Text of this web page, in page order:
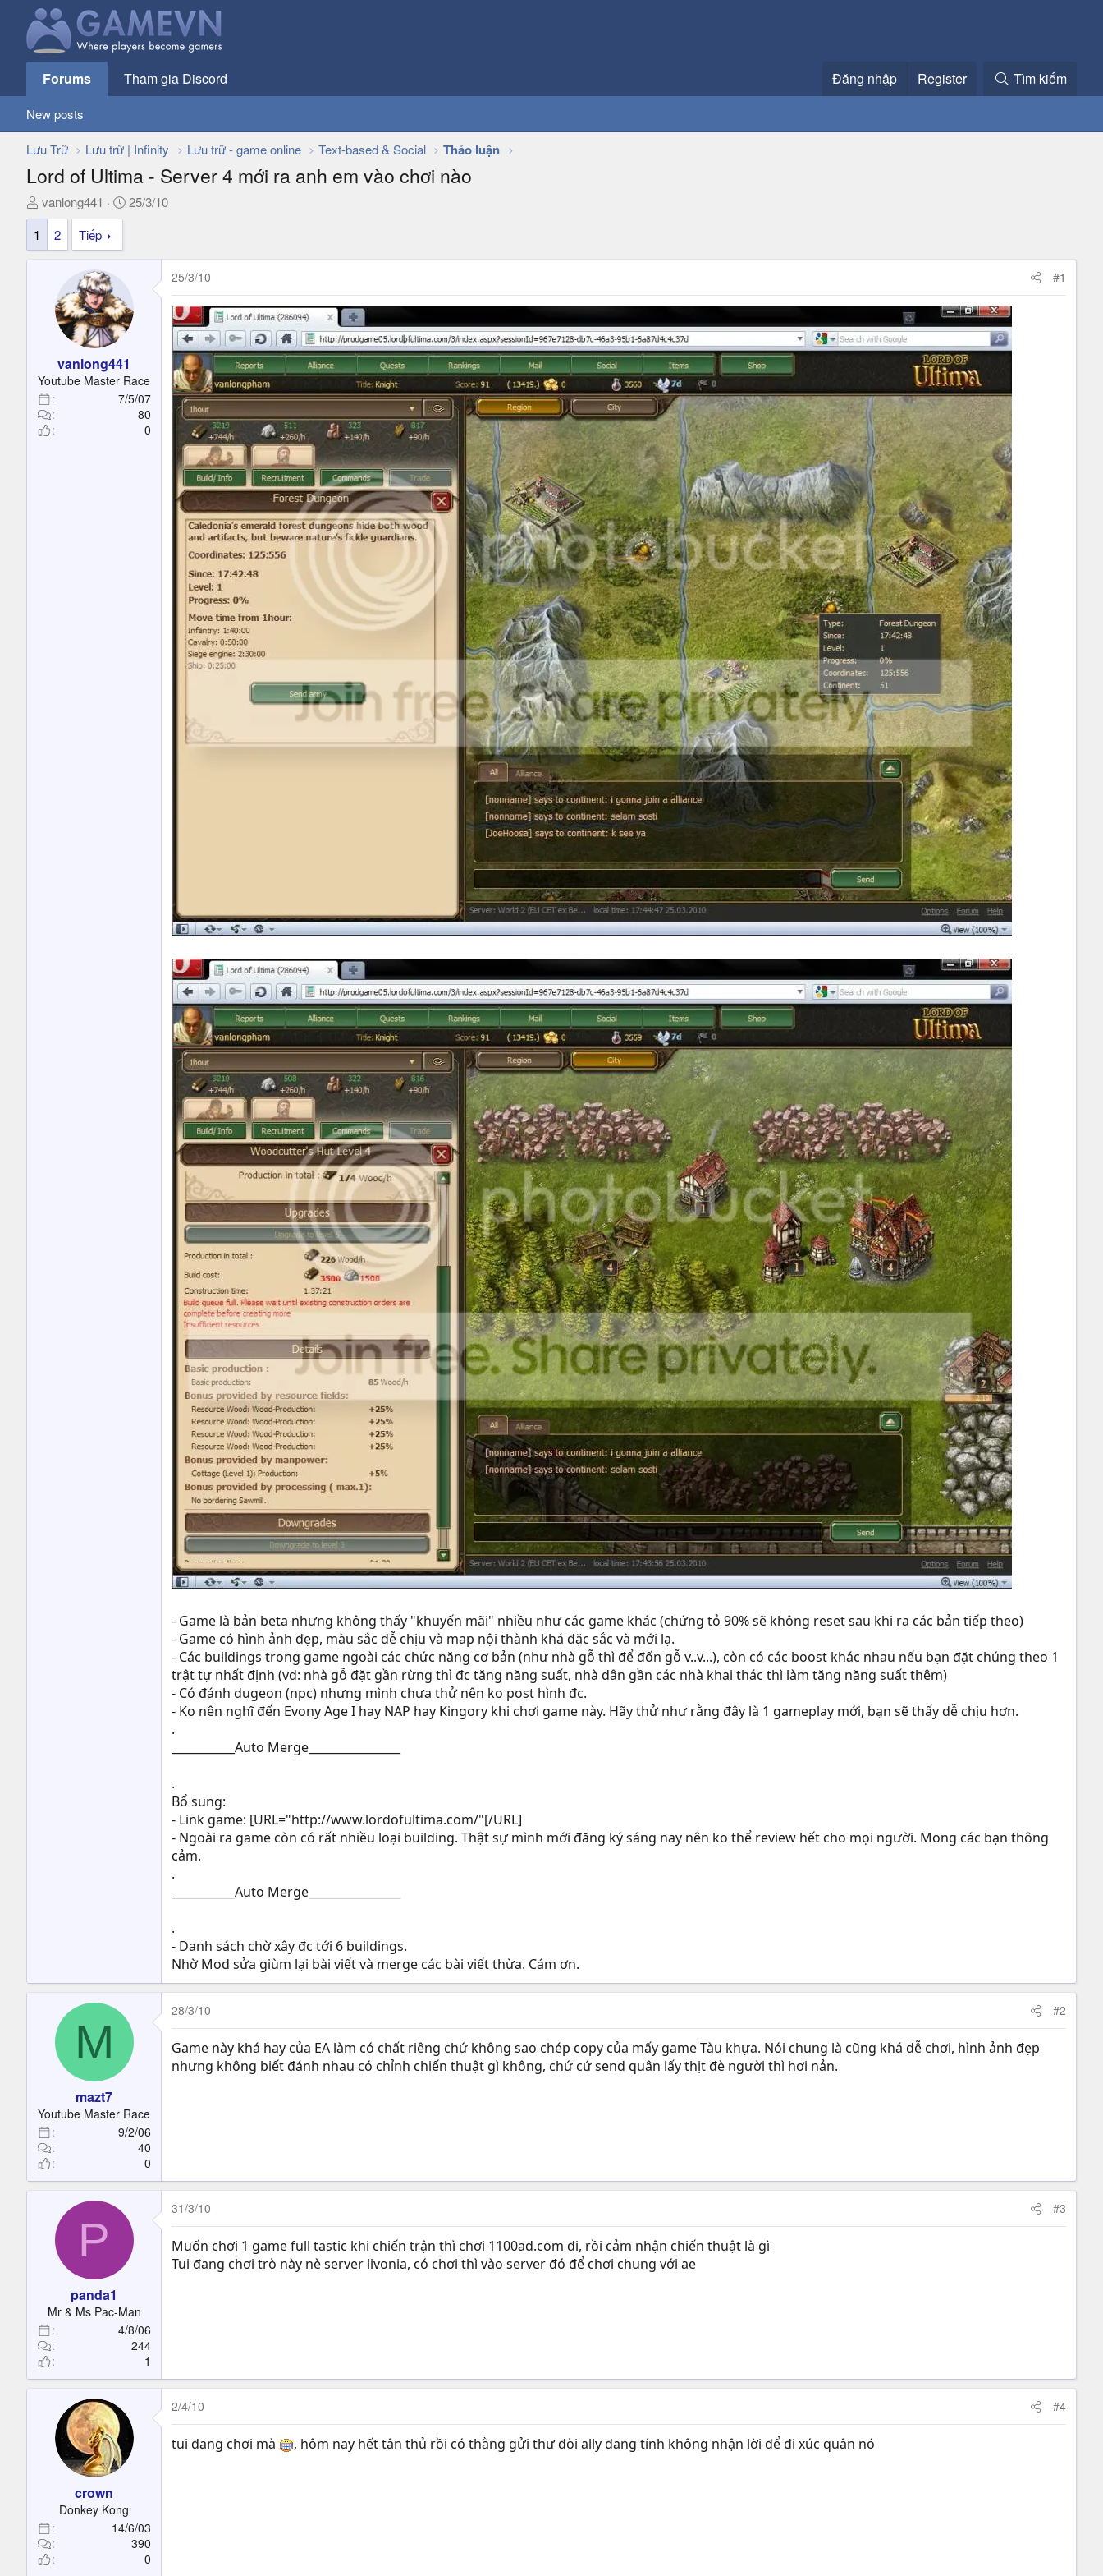
Forums Tham gia Discord Đăng nhập Register Tìm kiếm
New posts
Lưu Trữ Lưu trữ | Infinity Lưu trữ - game online Text-based & Social Thảo luận
Lord of Ultima - Server 4 mới ra anh em vào chơi nào
T
h
e
t
e
r
vanlong441
N
i
25/3/10
1
2 Tiếp
vanlong441
Youtube Master Race
7/5/07
80
0
25/3/10 #1
- Game là bản beta nhưng không thấy "khuyến mãi" nhiều như các game khác (chứng tỏ 90% sẽ không reset sau khi ra các bản tiếp theo)
- Game có hình ảnh đẹp, màu sắc dễ chịu và map nội thành khá đặc sắc và mới lạ.
- Các buildings trong game ngoài các chức năng cơ bản (như nhà gỗ thì để đốn gỗ v..v...), còn có các boost khác nhau nếu bạn đặt chúng theo 1
trật tự nhất định (vd: nhà gỗ đặt gần rừng thì đc tăng năng suất, nhà dân gần các nhà khai thác thì làm tăng năng suất thêm)
- Có đánh dugeon (npc) nhưng mình chưa thử nên ko post hình đc.
- Ko nên nghĩ đến Evony Age I hay NAP hay Kingory khi chơi game này. Hãy thử như rằng đây là 1 gameplay mới, bạn sẽ thấy dễ chịu hơn.
.
___________Auto Merge________________
.
Bổ sung:
- Link game: [URL="http://www.lordofultima.com/"[/URL]
- Ngoài ra game còn có rất nhiều loại building. Thật sự mình mới đăng ký sáng nay nên ko thể review hết cho mọi người. Mong các bạn thông
cảm.
.
___________Auto Merge________________
.
- Danh sách chờ xây đc tới 6 buildings.
Nhờ Mod sửa giùm lại bài viết và merge các bài viết thừa. Cám ơn.
M
mazt7
Youtube Master Race
9/2/06
40
0
28/3/10 #2
Game này khá hay của EA làm có chất riêng chứ không sao chép copy của mấy game Tàu khựa. Nói chung là cũng khá dễ chơi, hình ảnh đẹp
nhưng không biết đánh nhau có chỉnh chiến thuật gì không, chứ cứ send quân lấy thịt đè người thì hơi nản.
P
panda1
Mr & Ms Pac-Man
4/8/06
244
1
31/3/10 #3
Muốn chơi 1 game full tastic khi chiến trận thì chơi 1100ad.com đi, rồi cảm nhận chiến thuật là gì
Tui đang chơi trò này nè server livonia, có chơi thì vào server đó để chơi chung với ae
crown
Donkey Kong
14/6/03
390
0
2/4/10 #4
tui đang chơi mà , hôm nay hết tân thủ rồi có thằng gửi thư đòi ally đang tính không nhận lời để đi xúc quân nó